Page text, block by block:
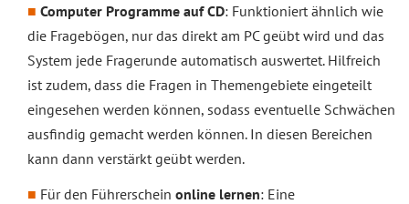
Computer Programme auf CD: Funktioniert ähnlich wie
die Fragebögen, nur das direkt am PC geübt wird und das
System jede Fragerunde automatisch auswertet. Hilfreich
ist zudem, dass die Fragen in Themengebiete eingeteilt
eingesehen werden können, sodass eventuelle Schwächen
ausfindig gemacht werden können. In diesen Bereichen
kann dann verstärkt geübt werden.
Für den Führerschein online lernen: Eine